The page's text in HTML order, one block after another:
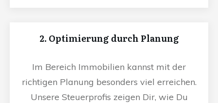
2. Optimierung durch Planung
Im Bereich Immobilien kannst mit der
richtigen Planung besonders viel erreichen.
Unsere Steuerprofis zeigen Dir, wie Du